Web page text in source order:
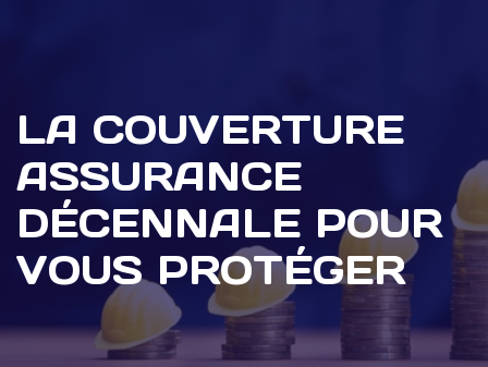
LA COUVERTURE
ASSURANCE
DÉCENNALE POUR
VOUS PROTÉGER